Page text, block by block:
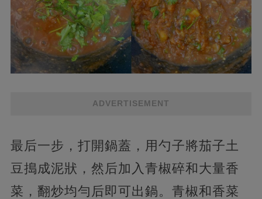
ADVERTISEMENT
最后一步，打開鍋蓋，用勺子將茄子土
豆搗成泥狀，然后加入青椒碎和大量香
菜，翻炒均勻后即可出鍋。青椒和香菜